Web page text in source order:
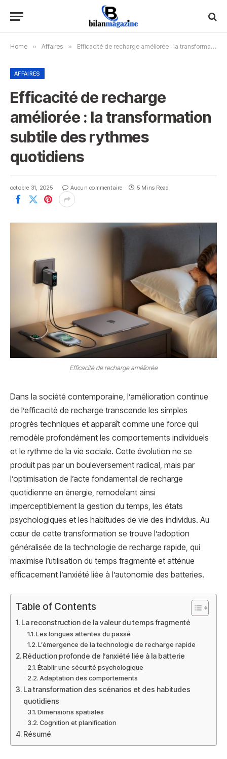
Home » Affaires » Efficacité de recharge améliorée : la transformation subtile des rythmes quotidiens
AFFAIRES
Efficacité de recharge
améliorée : la transformation
subtile des rythmes
quotidiens
octobre 31, 2025 Aucun commentaire 5 Mins Read
Efficacité de recharge améliorée
Dans la société contemporaine, l’amélioration continue
de l’efficacité de recharge transcende les simples
progrès techniques et apparaît comme une force qui
remodèle profondément les comportements individuels
et le rythme de la vie sociale. Cette évolution ne se
produit pas par un bouleversement radical, mais par
l’optimisation de l’acte fondamental de recharge
quotidienne en énergie, remodelant ainsi
imperceptiblement la gestion du temps, les états
psychologiques et les habitudes de vie des individus. Au
cœur de cette transformation se trouve l’adoption
généralisée de la technologie de recharge rapide, qui
maximise l’utilisation du temps fragmenté et atténue
efficacement l’anxiété liée à l’autonomie des batteries.
Table of Contents
La reconstruction de la valeur du temps fragmenté
Les longues attentes du passé
L’émergence de la technologie de recharge rapide
Réduction profonde de l’anxiété liée à la batterie
Établir une sécurité psychologique
Adaptation des comportements
La transformation des scénarios et des habitudes
quotidiens
Dimensions spatiales
Cognition et planification
Résumé